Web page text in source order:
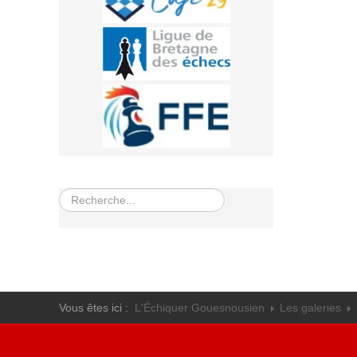
Rechercher
Vous êtes ici : L'Échiquer Gouesnousien Les galeries